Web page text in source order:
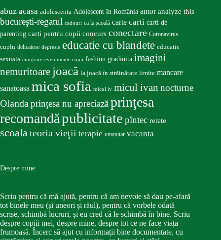
abuz acasa adolescenta Adolescent în România amor analyze this
bucureşti-regatul cadouri ca la școală carte carti carti de
parenting carti pentru copii concurs conectare Coronavirus
cuplu delicatese depresie educatie cu blandete educatie
sexuala emigrare evenimente copii fashion gradinita imagini
nemuritoare joacă la joacă în străinătate limite mancare
sanatoasa mica sofia micul iv micul ivan nocturne
Olandaprinţesa nu apreciazăprinţesa
recomandăpublicitate pîntec retete
scoalateoria vieţii terapie umanitar vacanta
Despre mine
Scriu pentru că mă ajută, pentru că am nevoie să dau pe-afară
tot binele meu (și uneori și răul), pentru că vorbele odată
scrise, schimbă lucruri, și eu cred că le schimbă în bine. Scriu
despre copiii mei, despre mine, despre tot ce ne face viața
frumoasă. Încerc să ajut cu informații bine documentate, cu